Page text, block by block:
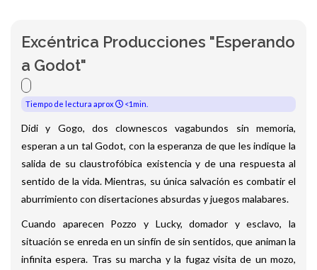
Excéntrica Producciones "Esperando
a Godot"
Tiempo de lectura aprox <1min.
Didi y Gogo, dos clownescos vagabundos sin memoria,
esperan a un tal Godot, con la esperanza de que les indique la
salida de su claustrofóbica existencia y de una respuesta al
sentido de la vida.Mientras, su única salvación es combatir el
aburrimiento con disertaciones absurdas y juegos malabares.
Cuando aparecen Pozzo y Lucky, domador y esclavo, la
situación se enreda en un sinfín de sin sentidos, que animan la
infinita espera. Tras su marcha y la fugaz visita de un mozo,